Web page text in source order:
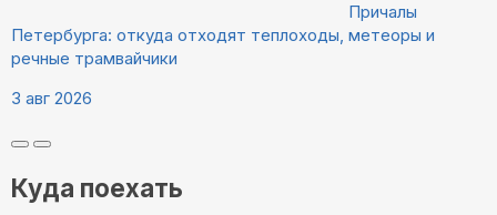
Причалы
Петербурга: откуда отходят теплоходы, метеоры и
речные трамвайчики
3 авг 2026
Куда поехать